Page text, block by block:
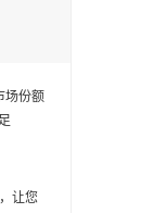
场份额
让您